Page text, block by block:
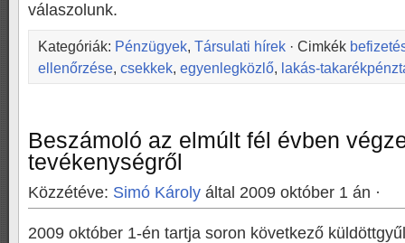
válaszolunk.
Kategóriák: Pénzügyek, Társulati hírek · Cimkék
ellenőrzése, csekkek, egyenlegközlő, lakás-
Beszámoló az elmúlt fél évben
tevékenységről
Közzétéve: Simó Károly által 2009 október 1 án ·
2009 október 1-én tartja soron következő